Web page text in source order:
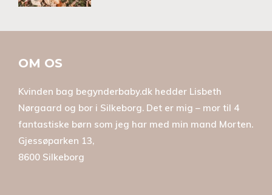
OM OS
Kvinden bag begynderbaby.dk hedder Lisbeth
Nørgaard og bor i Silkeborg. Det er mig – mor til 4
fantastiske børn som jeg har med min mand Morten.
Gjessøparken 13,
8600 Silkeborg